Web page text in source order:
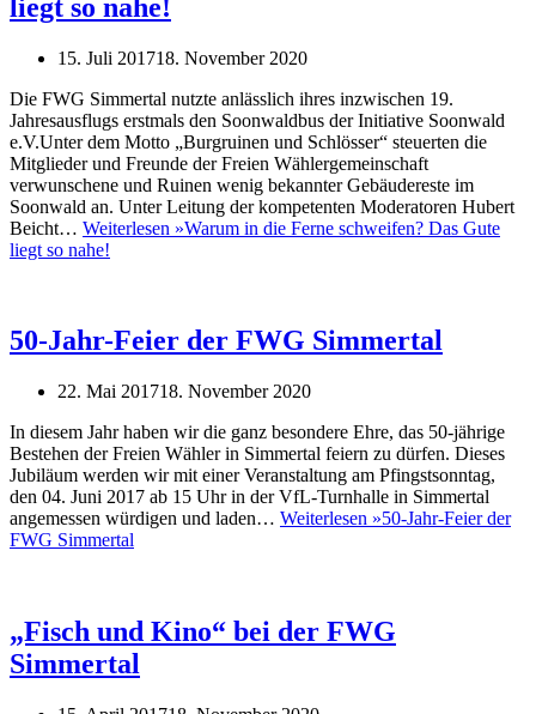
liegt so nahe!
15. Juli 201718. November 2020
Die FWG Simmertal nutzte anlässlich ihres inzwischen 19.
Jahresausflugs erstmals den Soonwaldbus der Initiative Soonwald
e.V.Unter dem Motto „Burgruinen und Schlösser“ steuerten die
Mitglieder und Freunde der Freien Wählergemeinschaft
verwunschene und Ruinen wenig bekannter Gebäudereste im
Soonwald an. Unter Leitung der kompetenten Moderatoren Hubert
Beicht… Weiterlesen »Warum in die Ferne schweifen? Das Gute
liegt so nahe!
50-Jahr-Feier der FWG Simmertal
22. Mai 201718. November 2020
In diesem Jahr haben wir die ganz besondere Ehre, das 50-jährige
Bestehen der Freien Wähler in Simmertal feiern zu dürfen. Dieses
Jubiläum werden wir mit einer Veranstaltung am Pfingstsonntag,
den 04. Juni 2017 ab 15 Uhr in der VfL-Turnhalle in Simmertal
angemessen würdigen und laden… Weiterlesen »50-Jahr-Feier der
FWG Simmertal
„Fisch und Kino“ bei der FWG
Simmertal